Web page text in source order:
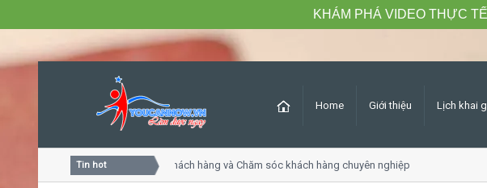
Home Giới thiệu Lịch khai
Tin hot
Khóa học Tư duy dịch vụ khách hàng và Chăm sóc khách hàng chuyên nghiệp
KHÁM PHÁ VIDEO THỰC